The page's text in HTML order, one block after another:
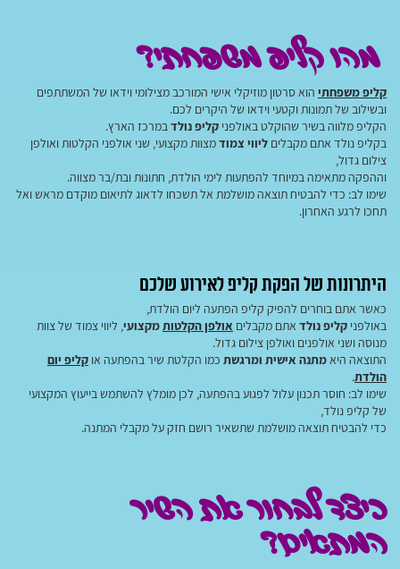
מהו קליפ משפחתי?
קליפ משפחתי הוא סרטון מוזיקלי אישי המורכב מצילומי וידאו של המשתתפים
ובשילוב של תמונות וקטעי וידאו של היקרים לכם.
הקליפ מלווה בשיר שהוקלט באולפני קליפ נולד במרכז הארץ.
בקליפ נולד אתם מקבלים ליווי צמודמצוות מקצועי, שני אולפני הקלטות ואולפן
צילום גדול,
וההפקה מתאימה במיוחד להפתעות לימי הולדת, חתונות ובת/בר מצווה.
שימו לב: כדי להבטיח תוצאה מושלמת אל תשכחו לדאוג לתיאום מוקדם מראש ואל
תחכו לרגע האחרון.
היתרונות של הפקת קליפ לאירוע שלכם
כאשר אתם בוחרים להפיק קליפ הפתעה ליום הולדת,
באולפני קליפ נולד אתם מקבלים אולפן הקלטותמקצועי, ליווי צמוד של צוות
מנוסה ושני אולפנים ואולפן צילום גדול.
התוצאה היאמתנה אישית ומרגשת כמו הקלטת שיר בהפתעה או קליפ יום
הולדת.
שימו לב: חוסר תכנון עלול לפגוע בהפתעה, לכן מומלץ להשתמש בייעוץ המקצועי
של קליפ נולד,
כדי להבטיח תוצאה מושלמת שתשאיר רושם חזק על מקבלי המתנה.
כיצד לבחור את השיר
המתאים?